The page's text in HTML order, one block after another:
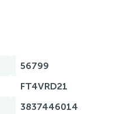
56799
FT4VRD21
3837446014